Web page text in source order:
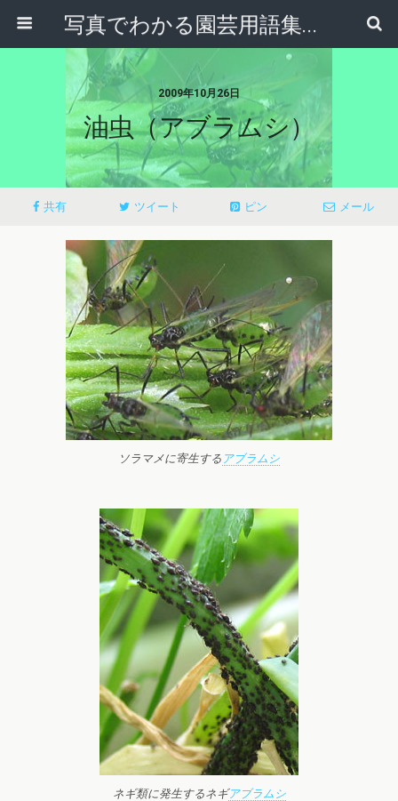
写真でわかる園芸用語集｜見て納得！かんたんガーデニング用語辞典
2009年10月26日
油虫（アブラムシ）
共有 ツイート ピン メール
ソラマメに寄生する アブラムシ
ネギ類に発生するネギアブラムシ